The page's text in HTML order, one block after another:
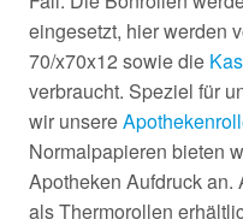
eingesetzt, hier werden
70/x70x12 sowie die
verbraucht. Speziel für
wir unsere
Normalpapieren bieten
Apotheken Aufdruck
als Thermorollen